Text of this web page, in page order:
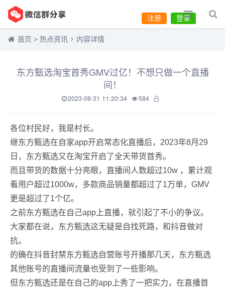
登录
注册
首页 > 热点资讯 内容详情
东方甄选淘宝首秀GMV过亿！不想只做一个直播
间！
2023-08-31 11:20:34 584
各位村民好，我是村长。
继东方甄选在自家app开启常态化直播后，2023年8月29
日，东方甄选又在淘宝开启了全天带货首秀。
而且带货的数据十分亮眼，直播间人数超过10w ，累计观
看用户超过1000w，多款商品销量都超过了1万单，GMV
更是超过了1个亿。
之前东方甄选在自己app上直播，就引起了不小的争议。
大家都在说，东方甄选这无疑是自找死路，和抖音做对
抗。
的确在抖音封禁东方甄选自营账号开播那几天，东方甄选
其他账号的直播间流量也受到了一些影响。
但东方甄选还是在自己的app上秀了一把实力，在直播首